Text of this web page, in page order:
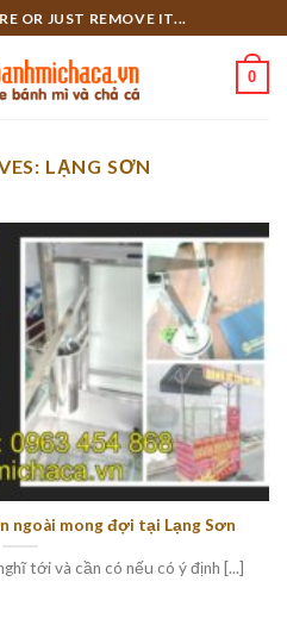
OR JUST REMOVE IT...
0
LẠNG SƠN
ngoài mong đợi tại Lạng Sơn
tới và cần có nếu có ý định [...]